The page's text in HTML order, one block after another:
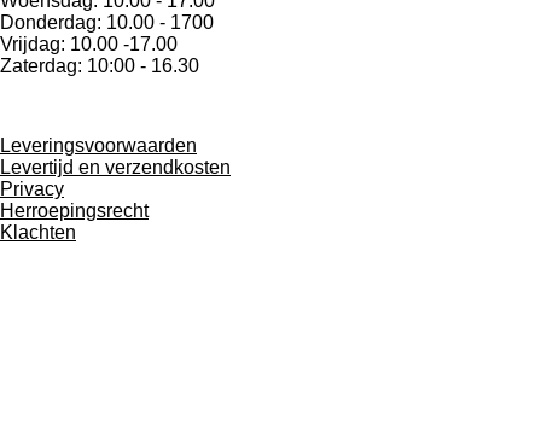
Donderdag: 10.00 - 1700
Vrijdag: 10.00 -17.00
Zaterdag: 10:00 - 16.30
Leveringsvoorwaarden
Levertijd en verzendkosten
Privacy
Herroepingsrecht
Klachten